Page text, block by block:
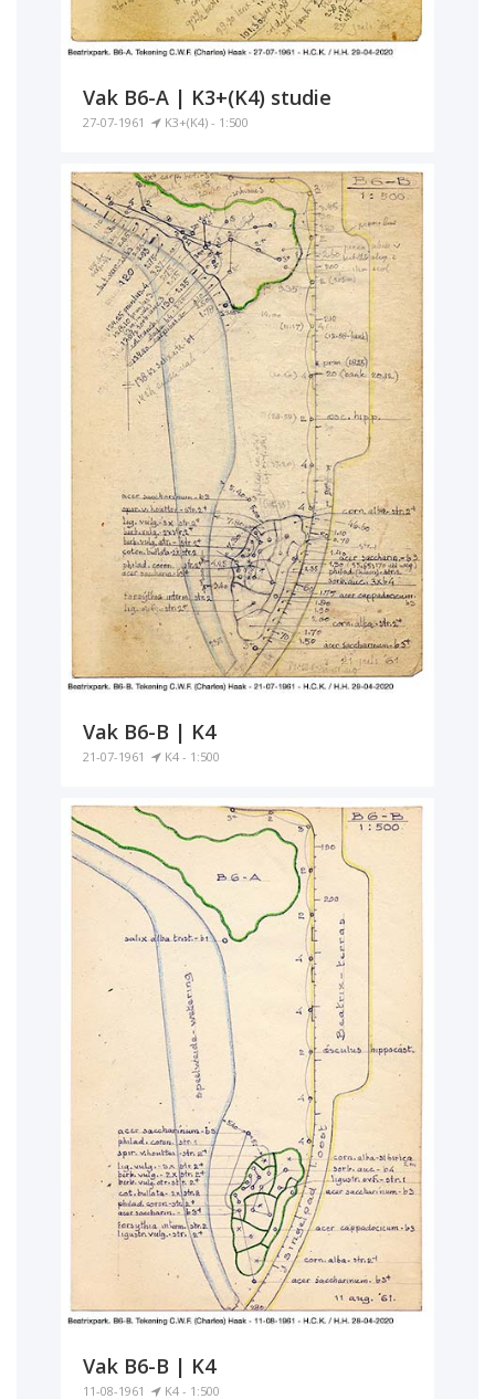
Vak B6-A | K3+(K4) studie
27-07-1961 K3+(K4) - 1:500
Vak B6-B | K4
21-07-1961 K4 - 1:500
Vak B6-B | K4
11-08-1961 K4 - 1:500